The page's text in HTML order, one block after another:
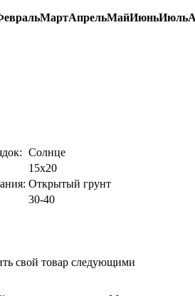
МартАпрельМайИюньИюль
Солнце
15х20
Открытый грунт
30-40
свой товар следующими